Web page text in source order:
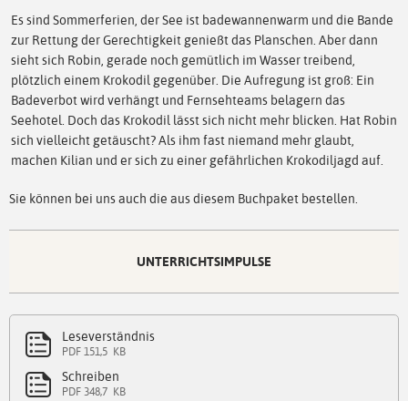
Es sind Sommerferien, der See ist badewannenwarm und die Bande
zur Rettung der Gerechtigkeit genießt das Planschen. Aber dann
sieht sich Robin, gerade noch gemütlich im Wasser treibend,
plötzlich einem Krokodil gegenüber. Die Aufregung ist groß: Ein
Badeverbot wird verhängt und Fernsehteams belagern das
Seehotel. Doch das Krokodil lässt sich nicht mehr blicken. Hat Robin
sich vielleicht getäuscht? Als ihm fast niemand mehr glaubt,
machen Kilian und er sich zu einer gefährlichen Krokodiljagd auf.
Sie können bei uns auch die aus diesem Buchpaket bestellen.
UNTERRICHTSIMPULSE
Leseverständnis
PDF 151,5 KB
Schreiben
PDF 348,7 KB